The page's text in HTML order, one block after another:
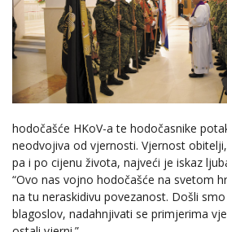
hodočašće HKoV-a te hodočasnike
neodvojiva od vjernosti. Vjernost
pa i po cijenu života, najveći je iskaz
“Ovo nas vojno hodočašće na svetom
na tu neraskidivu povezanost. Došli
blagoslov, nadahnjivati se primjerima